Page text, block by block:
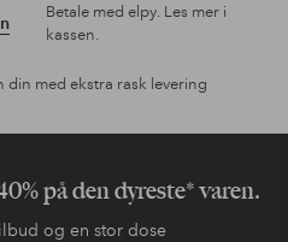
Betale med elpy. Les mer i
kassen.
din med ekstra rask levering
på den dyreste* varen.
og en stor dose